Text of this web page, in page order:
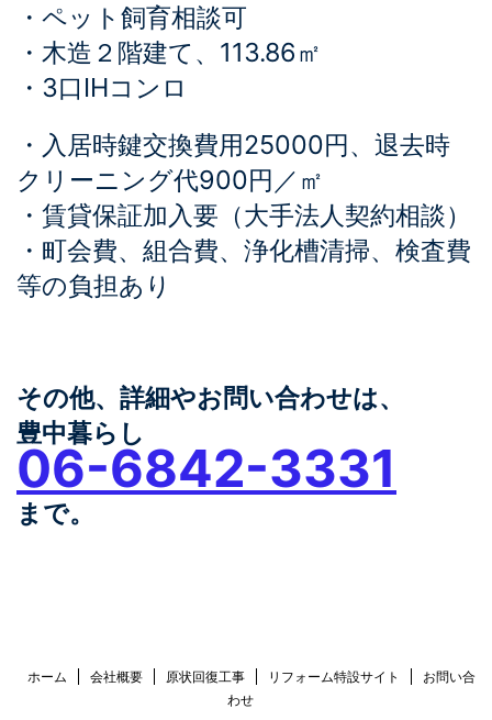
・ペット飼育相談可
・木造２階建て、113.86㎡
・3口IHコンロ
・入居時鍵交換費用25000円、退去時
クリーニング代900円／㎡
・賃貸保証加入要（大手法人契約相談）
・町会費、組合費、浄化槽清掃、検査費
等の負担あり
その他、詳細やお問い合わせは、
豊中暮らし
06-6842-3331
まで。
ホーム 会社概要 原状回復工事 リフォーム特設サイト
お問い合
わせ